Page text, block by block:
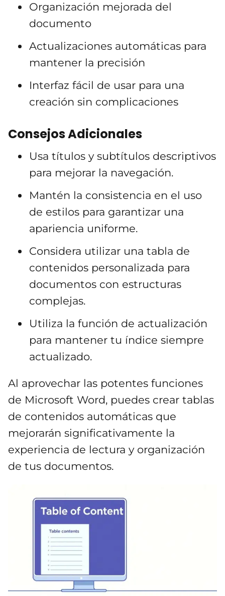
Organización mejorada del
documento
Actualizaciones automáticas para
mantener la precisión
Interfaz fácil de usar para una
creación sin complicaciones
Consejos Adicionales
Usa títulos y subtítulos descriptivos
para mejorar la navegación.
Mantén la consistencia en el uso
de estilos para garantizar una
apariencia uniforme.
Considera utilizar una tabla de
contenidos personalizada para
documentos con estructuras
complejas.
Utiliza la función de actualización
para mantener tu índice siempre
actualizado.
Al aprovechar las potentes funciones
de Microsoft Word, puedes crear tablas
de contenidos automáticas que
mejorarán significativamente la
experiencia de lectura y organización
de tus documentos.